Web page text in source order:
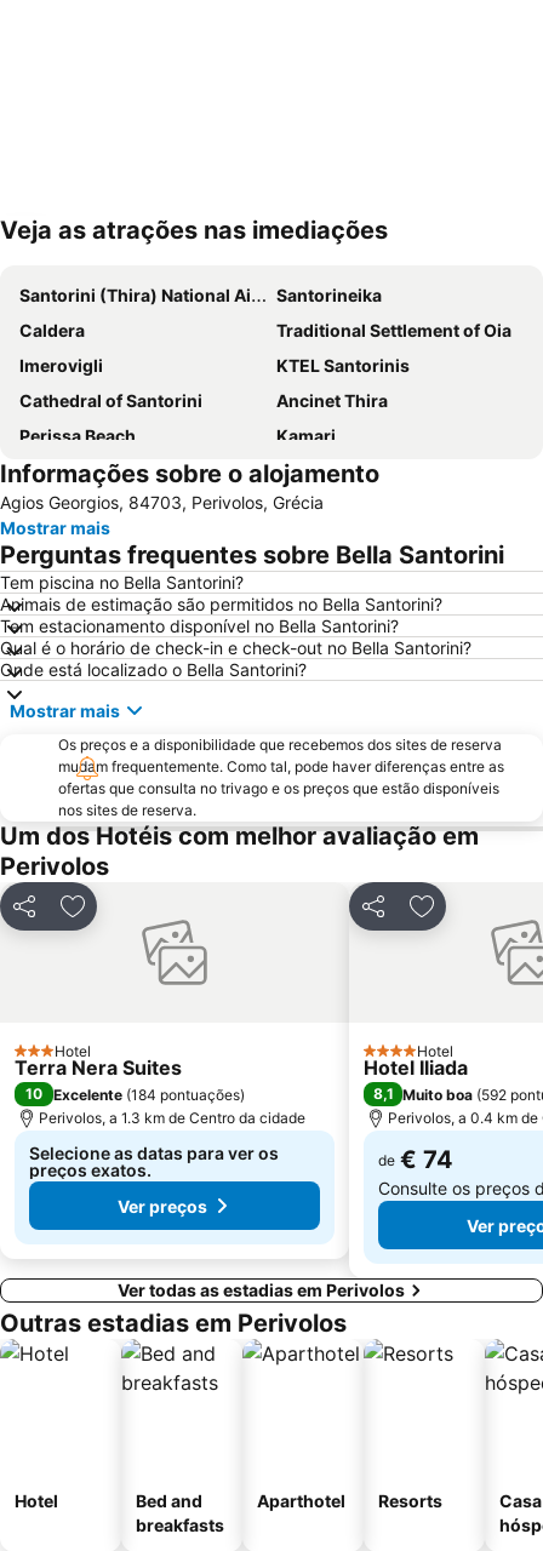
Ampliar mapa
Veja as atrações nas imediações
Santorini (Thira) National Airport
Santorineika
Caldera
Traditional Settlement of Oia
Imerovigli
KTEL Santorinis
Cathedral of Santorini
Ancinet Thira
Perissa Beach
Kamari
Old Port
Kokkini Paralia - Red Beach
Armeni
Mylopotas Beach
Athinios Fery Port
Monolithos Beach
Traditional Settlement of Thira
Spiaggia di Perivolos
Informações sobre o alojamento
Agios Georgios, 84703, Perivolos, Grécia
Mostrar mais
Perguntas frequentes sobre Bella Santorini
Tem piscina no Bella Santorini?
Animais de estimação são permitidos no Bella Santorini?
Tem estacionamento disponível no Bella Santorini?
Qual é o horário de check-in e check-out no Bella Santorini?
Onde está localizado o Bella Santorini?
Mostrar mais
Os preços e a disponibilidade que recebemos dos sites de reserva
mudam frequentemente. Como tal, pode haver diferenças entre as
ofertas que consulta no trivago e os preços que estão disponíveis
nos sites de reserva.
Um dos Hotéis com melhor avaliação em
Perivolos
PartilharAdicionar aos favoritos
3 Estrelas
Hotel
Terra Nera Suites
10 Excelente (184 pontuações)
Perivolos, a 1.3 km de Centro da cidade
Selecione as datas para ver os
preços exatos.
Ver preços
PartilharAdicionar
4 Estrelas
Hotel
Hotel Iliada
8,1 Muito boa (592
Perivolos, a 0.4 km
de € 74
Consulte os preços
Ver
Ver todas as estadias em Perivolos
Outras estadias em Perivolos
Hotel
Bed and
breakfasts
Aparthotel Resorts